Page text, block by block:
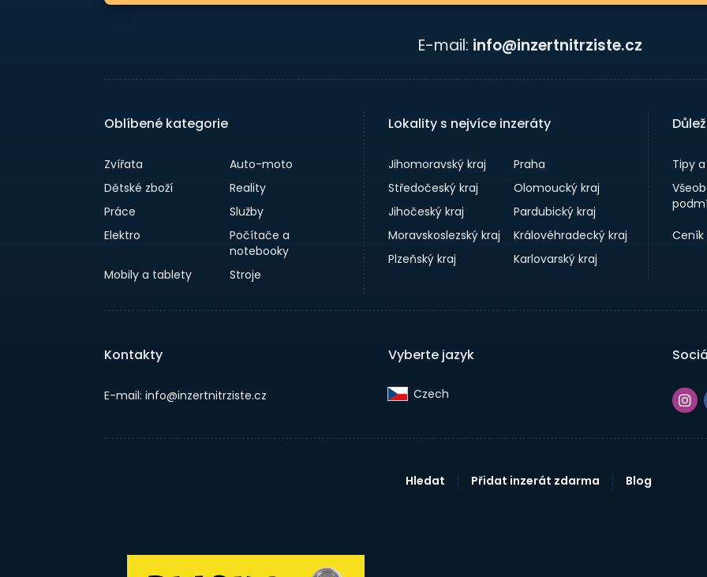
E-mail: info@inzertnitrziste.cz
Oblíbené kategorie
Zvířata
Auto-moto
Dětské zboží
Reality
Práce
Služby
Elektro
Počítače a
notebooky
Mobily a tablety
Stroje
Lokality s nejvíce inzeráty
Jihomoravský kraj
Praha
Středočeský kraj
Olomoucký kraj
Jihočeský kraj
Pardubický kraj
Moravskoslezský kraj
Královéhradecký kraj
Plzeňský kraj
Karlovarský kraj
Tipy
Ceník
Kontakty
E-mail: info@inzertnitrziste.cz
Vyberte jazyk
Czech‎
Hledat Přidat inzerát zdarma Blog